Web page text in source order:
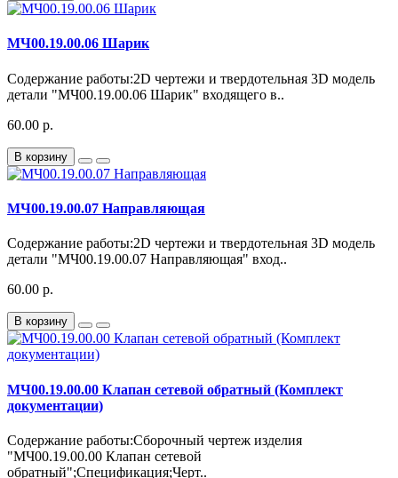
МЧ00.19.00.06 Шарик
Содержание работы:2D чертежи и твердотельная 3D модель
детали "МЧ00.19.00.06 Шарик" входящего в..
60.00 р.
В корзину
МЧ00.19.00.07 Направляющая
Содержание работы:2D чертежи и твердотельная 3D модель
детали "МЧ00.19.00.07 Направляющая" вход..
60.00 р.
В корзину
МЧ00.19.00.00 Клапан сетевой обратный (Комплект
документации)
Содержание работы:Сборочный чертеж изделия
"МЧ00.19.00.00 Клапан сетевой
обратный";Спецификация;Черт..